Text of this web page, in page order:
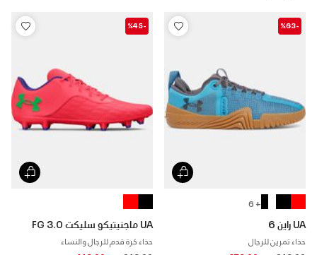
-%63
+ 6
UA راين 6
حذاء تمرين للرجال
-%45
UA ماجنيتيكو سليكت 3.0 FG
حذاء كرة قدم للرجال والنساء